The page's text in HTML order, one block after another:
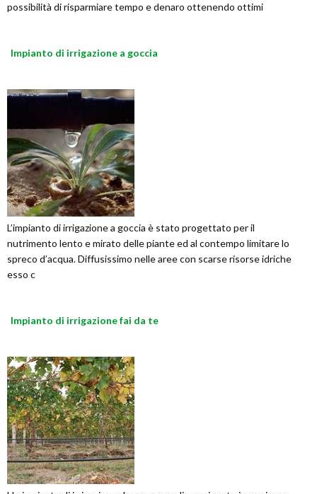
possibilità di risparmiare tempo e denaro ottenendo ottimi
Impianto di irrigazione a goccia
L’impianto di irrigazione a goccia è stato progettato per il
nutrimento lento e mirato delle piante ed al contempo limitare lo
spreco d’acqua. Diffusissimo nelle aree con scarse risorse idriche
esso c
Impianto di irrigazione fai da te